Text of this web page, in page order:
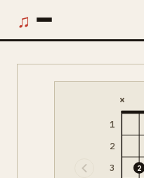
♫
1
2
3
×
2